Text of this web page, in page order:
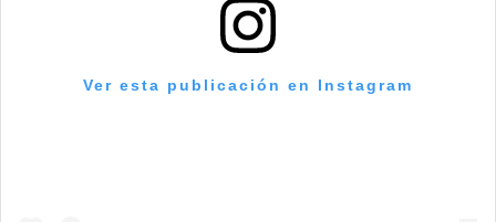
Ver esta publicación en Instagram